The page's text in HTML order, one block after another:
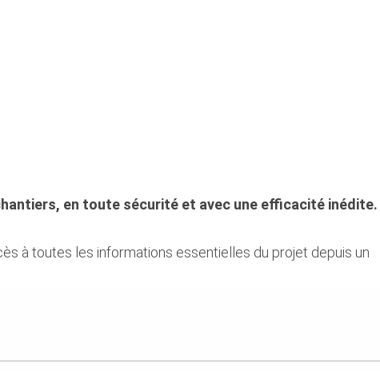
en toute sécurité et avec une efficacité inédite.
à toutes les informations essentielles du projet depuis un